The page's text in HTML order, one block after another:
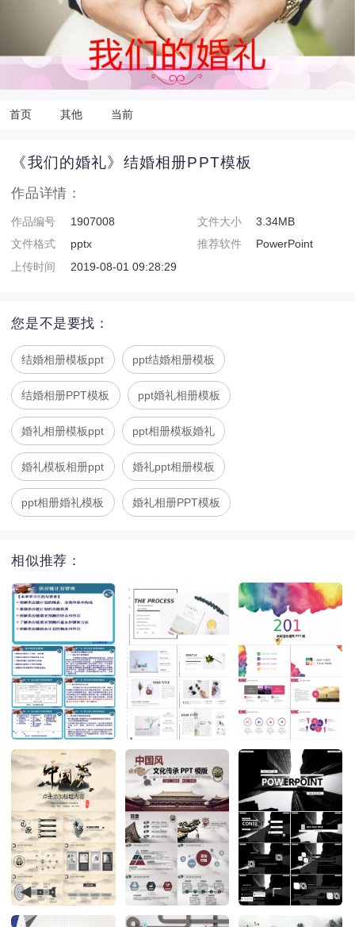
首页 其他 当前
《我们的婚礼》结婚相册PPT模板
作品详情：
作品编号 1907008 文件大小
3.34MB
文件格式
pptx 推荐软件
PowerPoint
上传时间
2019-08-01 09:28:29
您是不是要找：
结婚相册模板ppt ppt结婚相册模板
结婚相册PPT模板 ppt婚礼相册模板
婚礼相册模板ppt ppt相册模板婚礼
婚礼模板相册ppt 婚礼ppt相册模板
ppt相册婚礼模板 婚礼相册PPT模板
相似推荐：